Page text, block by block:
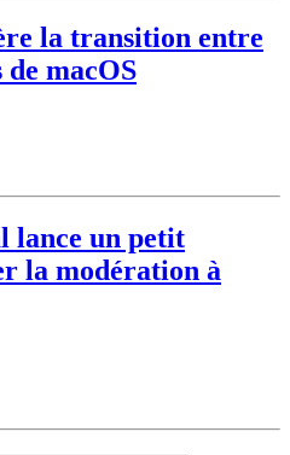
la transition entre
macOS
lance un petit
la modération à